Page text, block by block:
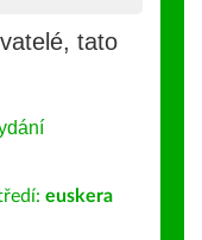
tato
euskera